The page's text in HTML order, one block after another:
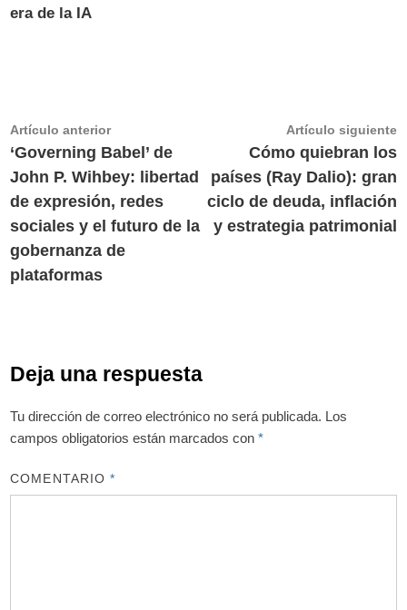
era de la IA
Navegación
de
entradas
Artículo anteriorArtículo
anterior:
‘Governing Babel’ de
John P. Wihbey: libertad
de expresión, redes
sociales y el futuro de la
gobernanza de
plataformas
Artículo siguiente
Cómo quiebran los
países (Ray Dalio): gran
ciclo de deuda, inflación
y estrategia patrimonial
Deja una respuesta
Tu dirección de correo electrónico no será publicada. Los
campos obligatorios están marcados con*
COMENTARIO*